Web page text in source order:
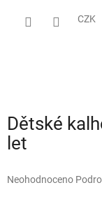
CZK
Dětské
let
Průměrné
Neohodnoceno